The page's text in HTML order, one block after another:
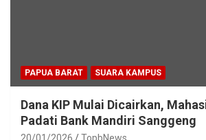
PAPUA BARAT SUARA KAMPUS
Dana KIP Mulai Dicairkan,
Padati Bank Mandiri Sanggeng